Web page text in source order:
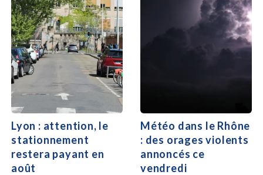
Lyon : attention, le
stationnement
restera payant en
août
Météo dans le Rhône
: des orages violents
annoncés ce
vendredi